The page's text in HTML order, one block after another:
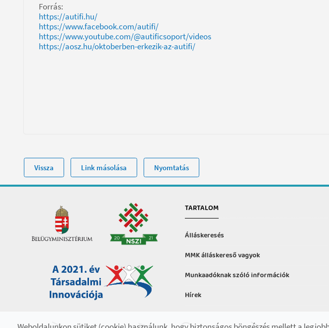
Forrás:
https://autifi.hu/
https://www.facebook.com/autifi/
https://www.youtube.com/@autificsoport/videos
https://aosz.hu/oktoberben-erkezik-az-autifi/
Vissza Link másolása Nyomtatás
TARTALOM
Álláskeresés
MMK álláskereső vagyok
Munkaadóknak szóló információk
Hírek